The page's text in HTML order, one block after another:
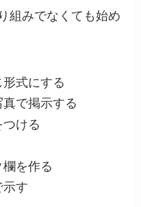
組みでなくても始め
式にする
で掲示する
ける
を作る
示す